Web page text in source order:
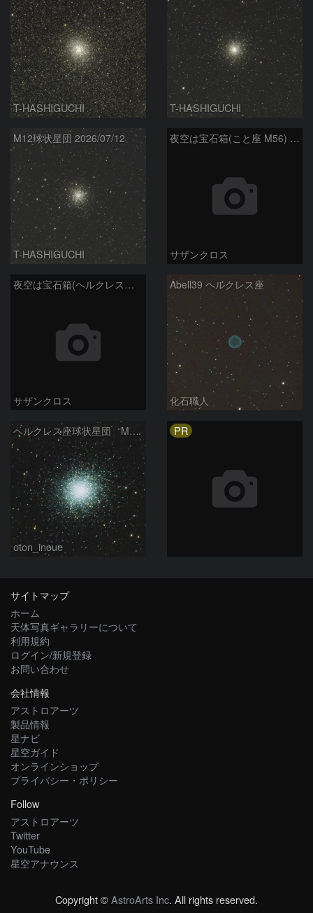
T-HASHIGUCHI T-HASHIGUCHI
M12球状星団 2026/07/12
T-HASHIGUCHI
夜空は宝石箱(こと座 M56) Seestar50
サザンクロス
夜空は宝石箱(ヘルクレス座 M13) Seestar50
サザンクロス
Abell39 ヘルクレス座
化石職人
ヘルクレス座球状星団 M１３（RGB合成）
oton_inoue
PR
サイトマップ
ホーム
天体写真ギャラリーについて
利用規約
ログイン/新規登録
お問い合わせ
会社情報
アストロアーツ
製品情報
星ナビ
星空ガイド
オンラインショップ
プライバシー・ポリシー
Follow
アストロアーツ
Twitter
YouTube
星空アナウンス
Copyright ©AstroArts Inc. All rights reserved.